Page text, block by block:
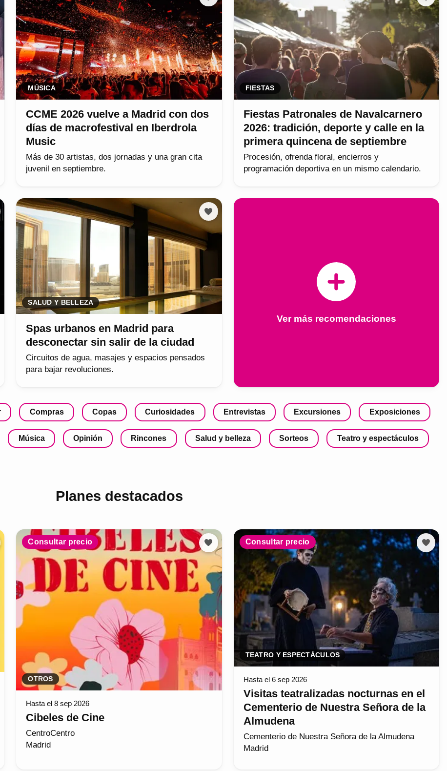
MÚSICA
CCME 2026 vuelve a Madrid con dos
días de macrofestival en Iberdrola
Music
Más de 30 artistas, dos jornadas y una gran cita
juvenil en septiembre.
FIESTAS
Fiestas Patronales de Navalcarnero
2026: tradición, deporte y calle en la
primera quincena de septiembre
Procesión, ofrenda floral, encierros y
programación deportiva en un mismo calendario.
SALUD Y BELLEZA
Spas urbanos en Madrid para
desconectar sin salir de la ciudad
Circuitos de agua, masajes y espacios pensados
para bajar revoluciones.
Ver más recomendaciones
Compras Copas Curiosidades Entrevistas Excursiones Exposiciones
Música Opinión Rincones Salud y belleza Sorteos Teatro y espectáculos
Planes destacados
Consultar precio
OTROS
Hasta el 8 sep 2026
Cibeles de Cine
CentroCentro
Madrid
Consultar precio
TEATRO Y ESPECTÁCULOS
Hasta el 6 sep 2026
Visitas teatralizadas nocturnas en el
Cementerio de Nuestra Señora de la
Almudena
Cementerio de Nuestra Señora de la Almudena
Madrid